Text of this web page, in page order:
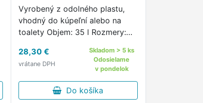
Vyrobený z odolného plastu,
vhodný do kúpeľní alebo na
toalety Objem: 35 l Rozmery:
28,30 €
vrátane DPH
Skladom > 5 ks
Odosielame
v pondelok
Do košíka